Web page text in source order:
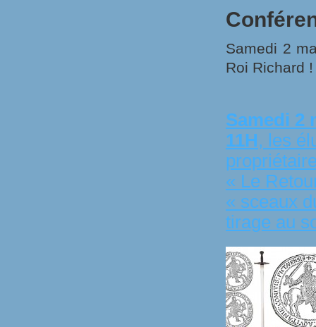
Samedi 2
Roi Richard !
Samedi 2
11H, les
« Le
« sceaux
tirage au